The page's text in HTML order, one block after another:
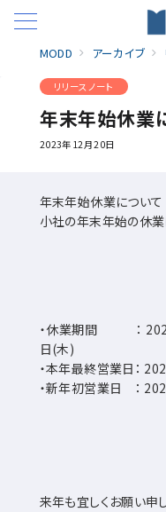
MODD アーカイブ
リリースノート
年末年始休業
2023年12月20日
年末年始休業について
小社の年末年始の休業
・休業期間 ：
日(木)
・本年最終営業日：
・新年初営業日 ：
来年も宜しくお願い申